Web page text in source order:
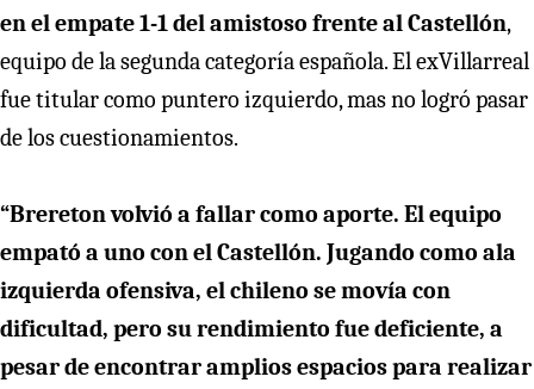
en el empate 1-1 del amistoso frente al Castellón,
equipo de la segunda categoría española. El exVillarreal
fue titular como puntero izquierdo, mas no logró pasar
de los cuestionamientos.
“Brereton volvió a fallar como aporte. El equipo
empató a uno con el Castellón. Jugando como ala
izquierda ofensiva, el chileno se movía con
dificultad, pero su rendimiento fue deficiente, a
pesar de encontrar amplios espacios para realizar